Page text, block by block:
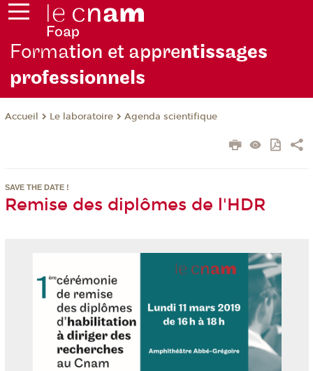
Formation et apprentissages
professionnels
Accueil Le laboratoire Agenda scientifique
SAVE THE DATE !
Remise des diplômes de l'HDR